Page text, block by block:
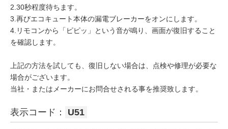
2.30秒程度待ちます。
3.再びエコキュート本体の漏電ブレーカーをオンにします。
4.リモコンから「ピピッ」という音が鳴り、画面が復旧すること
を確認します。
上記の方法を試しても、復旧しない場合は、点検や修理が必要な
場合がございます。
当社・またはメーカーにお問合せされる事を推奨致します。
表示コード： U51